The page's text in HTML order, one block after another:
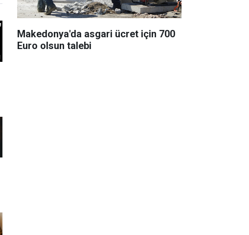
Makedonya'da asgari ücret için 700
Euro olsun talebi